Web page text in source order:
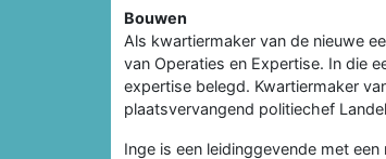
Bouwen
Als kwartiermaker van de nieuwe
van Operaties en Expertise. In die
expertise belegd. Kwartiermaker
plaatsvervangend politiechef
Inge is een leidinggevende met